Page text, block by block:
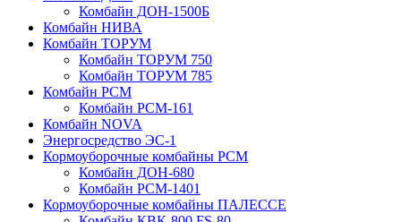
Комбайн ДОН-1500Б
Комбайн НИВА
Комбайн ТОРУМ
Комбайн ТОРУМ 750
Комбайн ТОРУМ 785
Комбайн РСМ
Комбайн РСМ-161
Комбайн NOVA
Энергосредство ЭС-1
Кормоуборочные комбайны РСМ
Комбайн ДОН-680
Комбайн РСМ-1401
Кормоуборочные комбайны ПАЛЕССЕ